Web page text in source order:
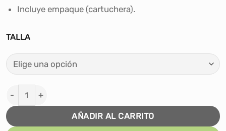
Incluye empaque (cartuchera).
TALLA
Aqua Shoes Porto Estrellas Unisex para niños cantidad
AÑADIR AL CARRITO